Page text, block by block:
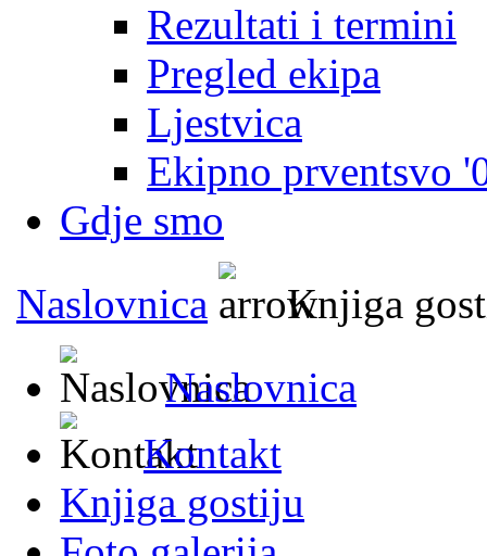
Rezultati i termini
Pregled ekipa
Ljestvica
Ekipno prventsvo
Gdje smo
Naslovnica
Knjiga
Naslovnica
Kontakt
Knjiga gostiju